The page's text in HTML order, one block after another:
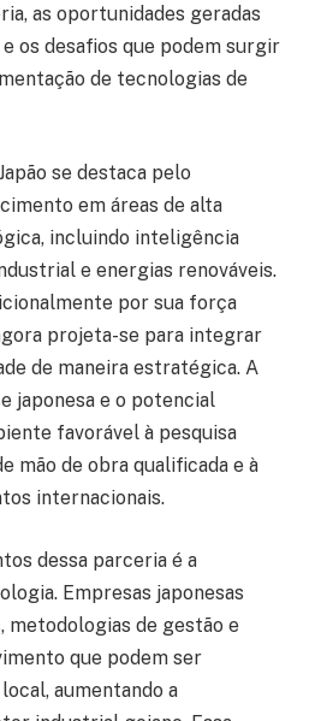
as oportunidades geradas
os desafios que podem surgir
de tecnologias de
se destaca pelo
em áreas de alta
incluindo inteligência
e energias renováveis.
por sua força
projeta-se para integrar
de maneira estratégica. A
japonesa e o potencial
favorável à pesquisa
mão de obra qualificada e à
internacionais.
dessa parceria é a
Empresas japonesas
metodologias de gestão e
que podem ser
aumentando a